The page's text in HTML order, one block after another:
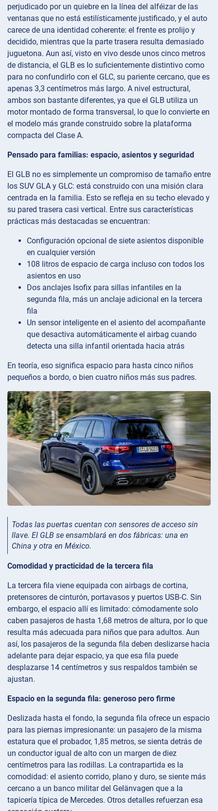
perjudicado por un quiebre en la línea del alféizar de las
ventanas que no está estilísticamente justificado, y el auto
carece de una identidad coherente: el frente es prolijo y
decidido, mientras que la parte trasera resulta demasiado
juguetona. Aun así, visto en vivo desde unos cinco metros
de distancia, el GLB es lo suficientemente distintivo como
para no confundirlo con el GLC, su pariente cercano, que es
apenas 3,3 centímetros más largo. A nivel estructural,
ambos son bastante diferentes, ya que el GLB utiliza un
motor montado de forma transversal, lo que lo convierte en
el modelo más grande construido sobre la plataforma
compacta del Clase A.
Pensado para familias: espacio, asientos y seguridad
El GLB no es simplemente un compromiso de tamaño entre
los SUV GLA y GLC: está construido con una misión clara
centrada en la familia. Esto se refleja en su techo elevado y
su pared trasera casi vertical. Entre sus características
prácticas más destacadas se encuentran:
Configuración opcional de siete asientos disponible
en cualquier versión
108 litros de espacio de carga incluso con todos los
asientos en uso
Dos anclajes Isofix para sillas infantiles en la
segunda fila, más un anclaje adicional en la tercera
fila
Un sensor inteligente en el asiento del acompañante
que desactiva automáticamente el airbag cuando
detecta una silla infantil orientada hacia atrás
En teoría, eso significa espacio para hasta cinco niños
pequeños a bordo, o bien cuatro niños más sus padres.
Todas las puertas cuentan con sensores de acceso sin
llave. El GLB se ensamblará en dos fábricas: una en
China y otra en México.
Comodidad y practicidad de la tercera fila
La tercera fila viene equipada con airbags de cortina,
pretensores de cinturón, portavasos y puertos USB-C. Sin
embargo, el espacio allí es limitado: cómodamente solo
caben pasajeros de hasta 1,68 metros de altura, por lo que
resulta más adecuada para niños que para adultos. Aun
así, los pasajeros de la segunda fila deben deslizarse hacia
adelante para dejar espacio, ya que esa fila puede
desplazarse 14 centímetros y sus respaldos también se
ajustan.
Espacio en la segunda fila: generoso pero firme
Deslizada hasta el fondo, la segunda fila ofrece un espacio
para las piernas impresionante: un pasajero de la misma
estatura que el probador, 1,85 metros, se sienta detrás de
un conductor igual de alto con un margen de diez
centímetros para las rodillas. La contrapartida es la
comodidad: el asiento corrido, plano y duro, se siente más
cercano a un banco militar del Gelänvagen que a la
tapicería típica de Mercedes. Otros detalles refuerzan esa